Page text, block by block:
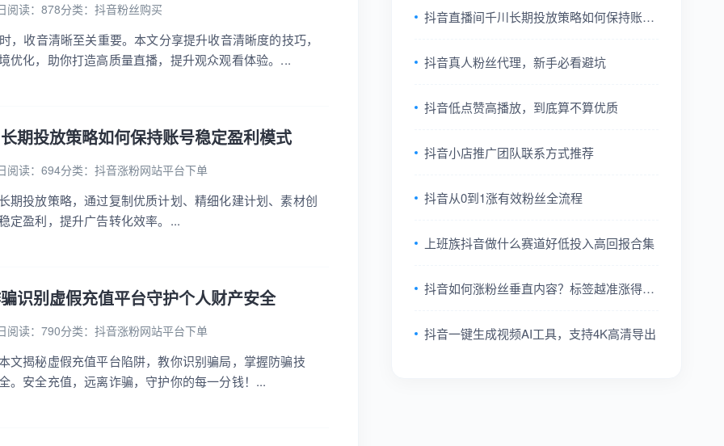
阅读：878分类： 抖音粉丝购买
，收音清晰至关重要。本文分享提升收音清晰度的技巧，
优化，助你打造高质量直播，提升观众观看体验。...
期投放策略如何保持账号稳定盈利模式
阅读：694分类： 抖音涨粉网站平台下单
期投放策略，通过复制优质计划、精细化建计划、素材创
定盈利，提升广告转化效率。...
识别虚假充值平台守护个人财产安全
阅读：790分类： 抖音涨粉网站平台下单
文揭秘虚假充值平台陷阱，教你识别骗局，掌握防骗技
。安全充值，远离诈骗，守护你的每一分钱！...
抖音直播间千川长期投放策略如何保持账号
抖音真人粉丝代理，新手必看避坑
抖音低点赞高播放，到底算不算优质
抖音小店推广团队联系方式推荐
抖音从0到1涨有效粉丝全流程
上班族抖音做什么赛道好低投入高回报合集
抖音如何涨粉丝垂直内容？标签越准涨得越
抖音一键生成视频AI工具，支持4K高清导出